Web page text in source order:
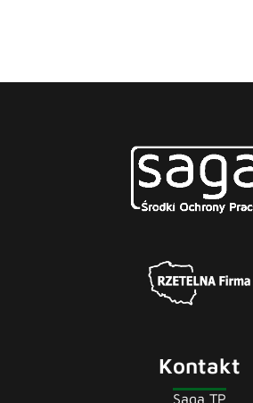
Kontakt
Saga TP